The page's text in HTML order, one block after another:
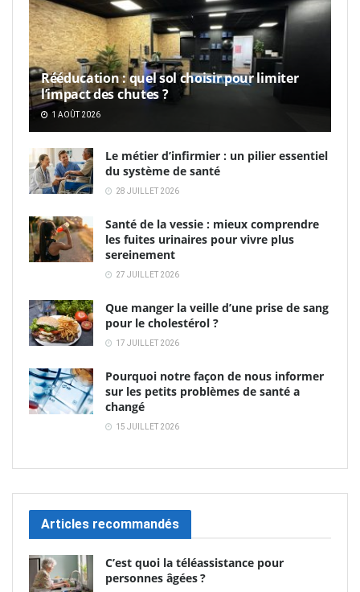
Rééducation : quel sol choisir pour limiter
l’impact des chutes ?
1 AOÛT 2026
Le métier d’infirmier : un pilier essentiel
du système de santé
28 JUILLET 2026
Santé de la vessie : mieux comprendre
les fuites urinaires pour vivre plus
sereinement
27 JUILLET 2026
Que manger la veille d’une prise de sang
pour le cholestérol ?
17 JUILLET 2026
Pourquoi notre façon de nous informer
sur les petits problèmes de santé a
changé
15 JUILLET 2026
Articles recommandés
C’est quoi la téléassistance pour
personnes âgées ?